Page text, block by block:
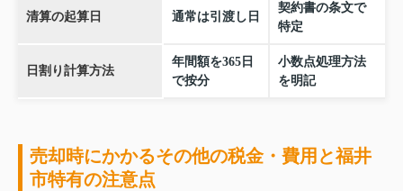
清算の起算日 通常は引渡し日
契約書の条文で
特定
日割り計算方法
年間額を365日
で按分
小数点処理方法
を明記
売却時にかかるその他の税金・費用と福井
市特有の注意点